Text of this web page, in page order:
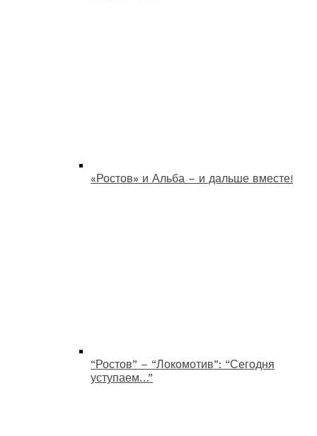
«Ростов» и Альба – и дальше вместе!
“Ростов” – “Локомотив”: “Сегодня
уступаем…”